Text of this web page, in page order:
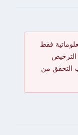
فقط
الترخيص
التحقق من